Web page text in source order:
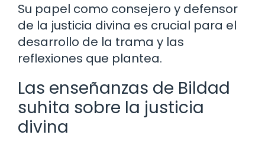
Su papel como consejero y defensor
de la justicia divina es crucial para el
desarrollo de la trama y las
reflexiones que plantea.
Las enseñanzas de Bildad
suhita sobre la justicia
divina